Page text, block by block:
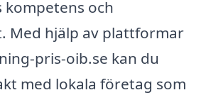
och
Med hjälp av plattformar
pris-oib.se kan du
med lokala företag som